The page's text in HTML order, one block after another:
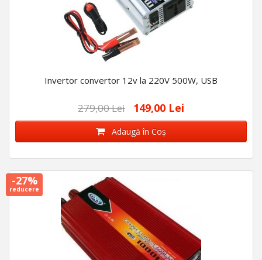
Invertor convertor 12v la 220V 500W, USB
279,00 Lei 149,00 Lei
Adaugă în Coş
-27%
reducere